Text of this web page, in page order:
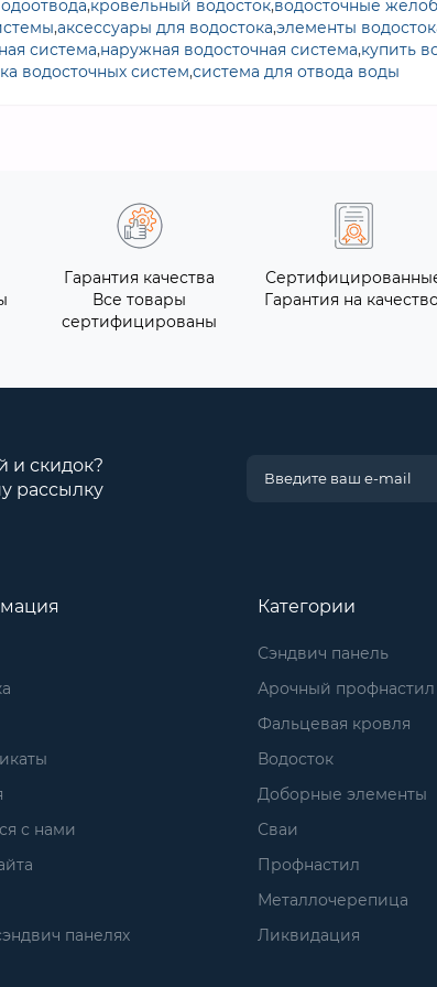
,кровельный водосток,водосточные
,аксессуары для водостока,элементы
система,наружная водосточная система,купить
водосточных систем,система для отвода воды
Гарантия качества
Все товары
сертифицированы
Гарантия на
и скидок?
рассылку
с нами
панелях
Категории
Сэндвич панель
Арочный профнастил
Фальцевая кровля
Водосток
Доборные элементы
Сваи
Профнастил
Металлочерепица
Ликвидация